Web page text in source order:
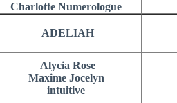
Charlotte Numerologue
ADELIAH
Alycia Rose
Maxime Jocelyn
intuitive